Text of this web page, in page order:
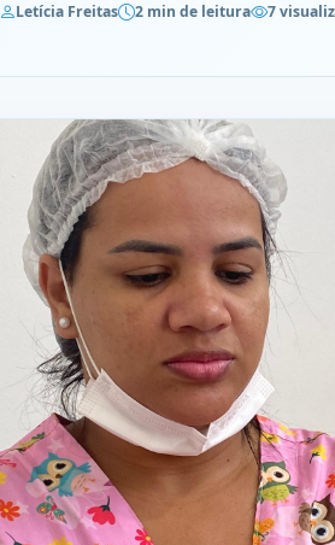
Letícia Freitas 2 min de leitura 7